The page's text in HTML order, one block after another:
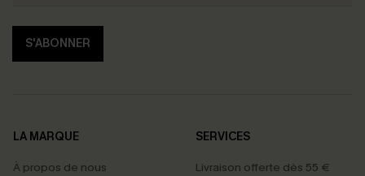
S'ABONNER
LA MARQUE
À propos de nous
SERVICES
Livraison offerte dès 55 €